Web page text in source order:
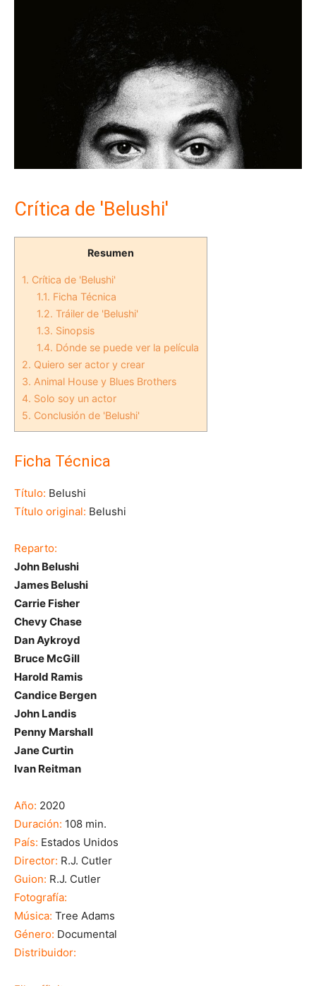
Crítica de 'Belushi'
Resumen
1. Crítica de 'Belushi'
1.1. Ficha Técnica
1.2. Tráiler de 'Belushi'
1.3. Sinopsis
1.4. Dónde se puede ver la película
2. Quiero ser actor y crear
3. Animal House y Blues Brothers
4. Solo soy un actor
5. Conclusión de 'Belushi'
Ficha Técnica
Título: Belushi
Título original: Belushi
Reparto:
John Belushi
James Belushi
Carrie Fisher
Chevy Chase
Dan Aykroyd
Bruce McGill
Harold Ramis
Candice Bergen
John Landis
Penny Marshall
Jane Curtin
Ivan Reitman
Año: 2020
Duración: 108 min.
País: Estados Unidos
Director: R.J. Cutler
Guion: R.J. Cutler
Fotografía:
Música: Tree Adams
Género: Documental
Distribuidor: